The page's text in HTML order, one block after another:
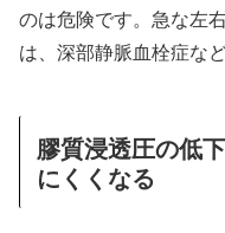
のは危険です。急な左
は、深部静脈血栓症な
膠質浸透圧の低
にくくなる